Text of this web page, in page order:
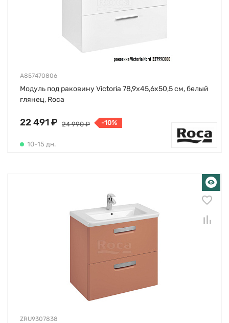
A857470806
Модуль под раковину Victoria 78,9х45,6х50,5 см, белый
глянец, Roca
22 491 ₽ 24 990 ₽ -10%
10-15 дн.
ZRU9307838